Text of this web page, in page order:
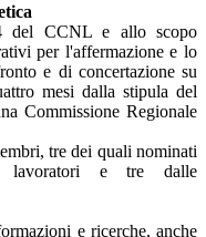
del CCNL e allo scopo
per l'affermazione e lo
e di concertazione su
mesi dalla stipula del
Commissione Regionale
tre dei quali nominati
lavoratori e tre dalle
e ricerche, anche